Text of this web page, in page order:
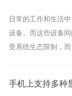
日常的工作和生活
设备。而这些设备
受系统生态限制，
手机上支持多种